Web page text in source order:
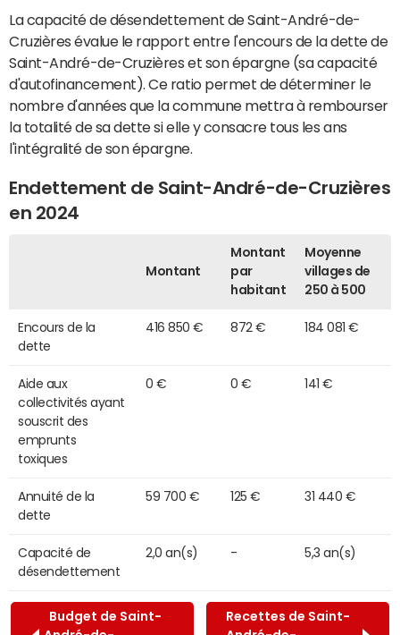
La capacité de désendettement de Saint-André-de-
Cruzières évalue le rapport entre l'encours de la dette de
Saint-André-de-Cruzières et son épargne (sa capacité
d'autofinancement). Ce ratio permet de déterminer le
nombre d'années que la commune mettra à rembourser
la totalité de sa dette si elle y consacre tous les ans
l'intégralité de son épargne.
Endettement de Saint-André-de-Cruzières
en 2024
Montant
Montant
par
habitant
Moyenne
villages de
250 à 500
Encours de la
dette
416 850 € 872 € 184 081 €
Aide aux
collectivités ayant
souscrit des
emprunts
toxiques
0 € 0 € 141 €
Annuité de la
dette
59 700 € 125 € 31 440 €
Capacité de
désendettement
2,0 an(s) - 5,3 an(s)
Budget de Saint-
Recettes de Saint-